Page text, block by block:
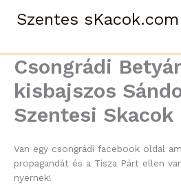
Szentes sKacok.com
Csongrádi
kisbajszos
Szentesi Skacok
Van egy csongrádi facebook oldal
propagandát és a Tisza Párt ellen
nyernek!